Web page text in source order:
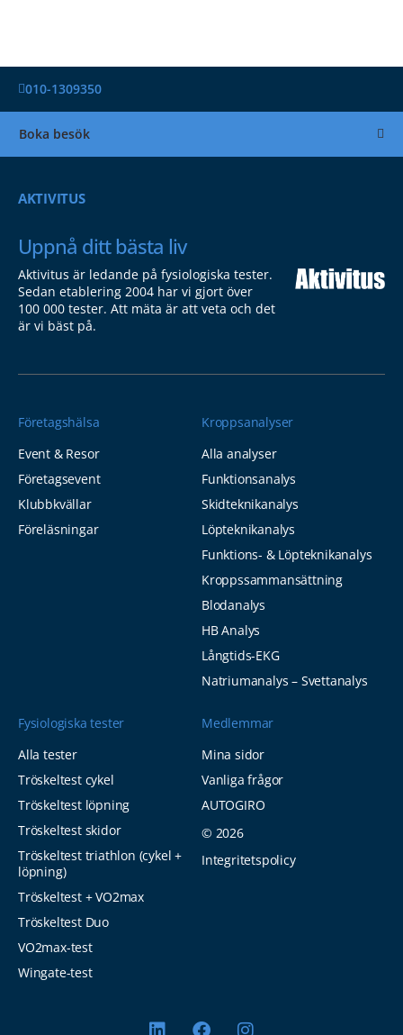
010-1309350
Boka besök
AKTIVITUS
Uppnå ditt bästa liv
Aktivitus är ledande på fysiologiska tester.
Sedan etablering 2004 har vi gjort över
100 000 tester. Att mäta är att veta och det
är vi bäst på.
Företagshälsa
Event & Resor
Företagsevent
Klubbkvällar
Föreläsningar
Kroppsanalyser
Alla analyser
Funktionsanalys
Skidteknikanalys
Löpteknikanalys
Funktions- & Löpteknikanalys
Kroppssammansättning
Blodanalys
HB Analys
Långtids-EKG
Natriumanalys – Svettanalys
Fysiologiska tester
Alla tester
Tröskeltest cykel
Tröskeltest löpning
Tröskeltest skidor
Tröskeltest triathlon (cykel +
löpning)
Tröskeltest + VO2max
Tröskeltest Duo
VO2max-test
Wingate-test
Medlemmar
Mina sidor
Vanliga frågor
AUTOGIRO
© 2026
Integritetspolicy